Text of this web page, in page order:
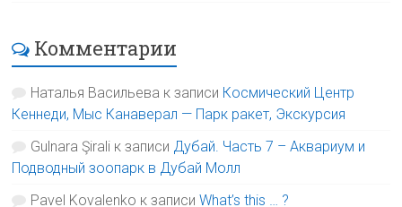
Комментарии
Наталья Васильева к записи Космический Центр
Кеннеди, Мыс Канаверал — Парк ракет, Экскурсия
Gulnara Şirali к записи Дубай. Часть 7 – Аквариум и
Подводный зоопарк в Дубай Молл
Pavel Kovalenko к записиWhat’s this … ?